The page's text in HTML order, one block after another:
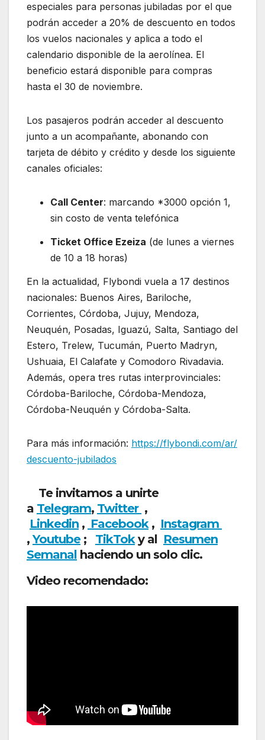
especiales para personas jubiladas por el que
podrán acceder a 20% de descuento en todos
los vuelos nacionales y aplica a todo el
calendario disponible de la aerolínea. El
beneficio estará disponible para compras
hasta el 30 de noviembre.
Los pasajeros podrán acceder al descuento
junto a un acompañante, abonando con
tarjeta de débito y crédito y desde los siguiente
canales oficiales:
Call Center: marcando *3000 opción 1,
sin costo de venta telefónica
Ticket Office Ezeiza (de lunes a viernes
de 10 a 18 horas)
En la actualidad, Flybondi vuela a 17 destinos
nacionales: Buenos Aires, Bariloche,
Corrientes, Córdoba, Jujuy, Mendoza,
Neuquén, Posadas, Iguazú, Salta, Santiago del
Estero, Trelew, Tucumán, Puerto Madryn,
Ushuaia, El Calafate y Comodoro Rivadavia.
Además, opera tres rutas interprovinciales:
Córdoba-Bariloche, Córdoba-Mendoza,
Córdoba-Neuquén y Córdoba-Salta.
Para más información: https://flybondi.com/ar/
descuento-jubilados
Te invitamos a unirte
a Telegram, Twitter ,
Linkedin , Facebook, Instagram
,Youtube; TikToky al Resumen
Semanal haciendo un solo clic.
Video recomendado: